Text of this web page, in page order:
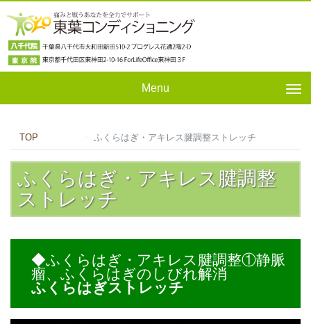
Menu
TOP ふくらはぎ・アキレス腱調整ストレッチ
ふくらはぎ・アキレス腱調整
ストレッチ
◆ふくらはぎ・アキレス腱調整①静脈
瘤、ふくらはぎのしびれ解消
ふくらはぎストレッチ